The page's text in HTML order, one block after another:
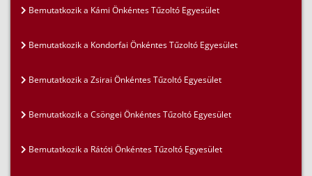
Bemutatkozik a Kámi Önkéntes Tűzoltó Egyesület
Bemutatkozik a Kondorfai Önkéntes Tűzoltó Egyesület
Bemutatkozik a Zsirai Önkéntes Tűzoltó Egyesület
Bemutatkozik a Csöngei Önkéntes Tűzoltó Egyesület
Bemutatkozik a Rátóti Önkéntes Tűzoltó Egyesület